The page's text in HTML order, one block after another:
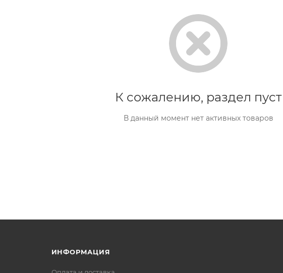
К сожалению, раздел пуст
В данный момент нет активных товаров
ИНФОРМАЦИЯ